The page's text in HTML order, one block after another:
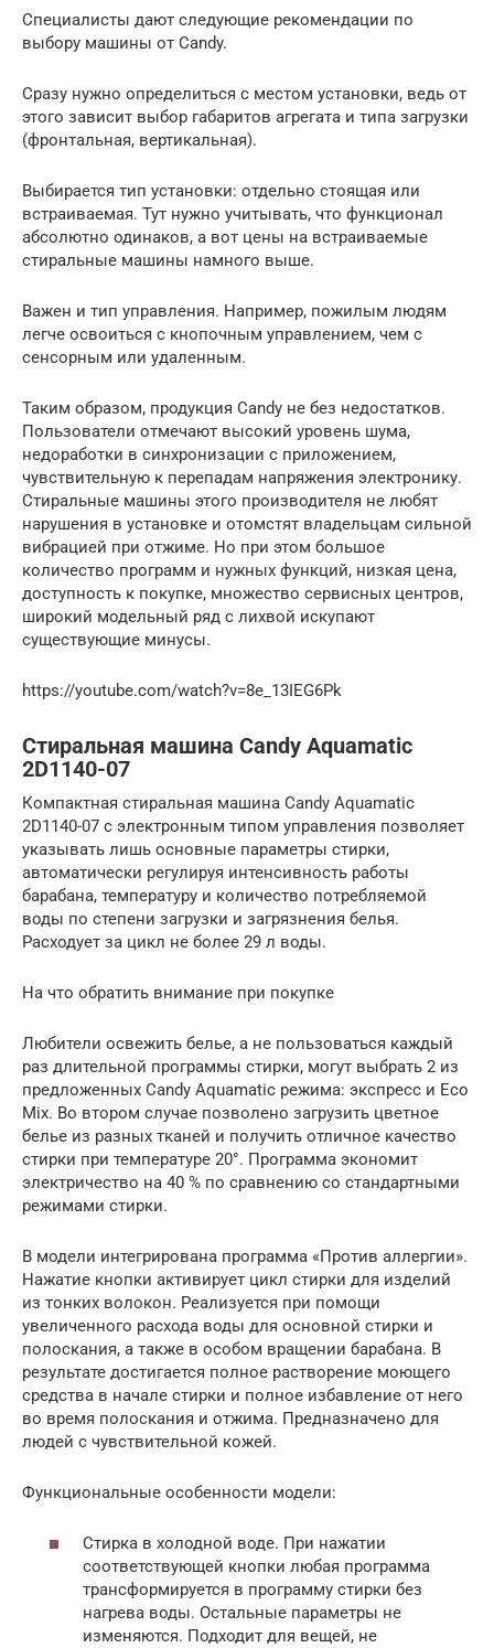
Специалисты дают следующие рекомендации по
выбору машины от Candy.
Сразу нужно определиться с местом установки, ведь от
этого зависит выбор габаритов агрегата и типа загрузки
(фронтальная, вертикальная).
Выбирается тип установки: отдельно стоящая или
встраиваемая. Тут нужно учитывать, что функционал
абсолютно одинаков, а вот цены на встраиваемые
стиральные машины намного выше.
Важен и тип управления. Например, пожилым людям
легче освоиться с кнопочным управлением, чем с
сенсорным или удаленным.
Таким образом, продукция Candy не без недостатков.
Пользователи отмечают высокий уровень шума,
недоработки в синхронизации с приложением,
чувствительную к перепадам напряжения электронику.
Стиральные машины этого производителя не любят
нарушения в установке и отомстят владельцам сильной
вибрацией при отжиме. Но при этом большое
количество программ и нужных функций, низкая цена,
доступность к покупке, множество сервисных центров,
широкий модельный ряд с лихвой искупают
существующие минусы.
https://youtube.com/watch?v=8e_13IEG6Pk
Стиральная машина Candy Aquamatic
2D1140-07
Компактная стиральная машина Candy Aquamatic
2D1140-07 с электронным типом управления позволяет
указывать лишь основные параметры стирки,
автоматически регулируя интенсивность работы
барабана, температуру и количество потребляемой
воды по степени загрузки и загрязнения белья.
Расходует за цикл не более 29 л воды.
На что обратить внимание при покупке
Любители освежить белье, а не пользоваться каждый
раз длительной программы стирки, могут выбрать 2 из
предложенных Candy Aquamatic режима: экспресс и Eco
Mix. Во втором случае позволено загрузить цветное
белье из разных тканей и получить отличное качество
стирки при температуре 20°. Программа экономит
электричество на 40 % по сравнению со стандартными
режимами стирки.
В модели интегрирована программа «Против аллергии».
Нажатие кнопки активирует цикл стирки для изделий
из тонких волокон. Реализуется при помощи
увеличенного расхода воды для основной стирки и
полоскания, а также в особом вращении барабана. В
результате достигается полное растворение моющего
средства в начале стирки и полное избавление от него
во время полоскания и отжима. Предназначено для
людей с чувствительной кожей.
Функциональные особенности модели:
Стирка в холодной воде. При нажатии
соответствующей кнопки любая программа
трансформируется в программу стирки без
нагрева воды. Остальные параметры не
изменяются. Подходит для вещей, не